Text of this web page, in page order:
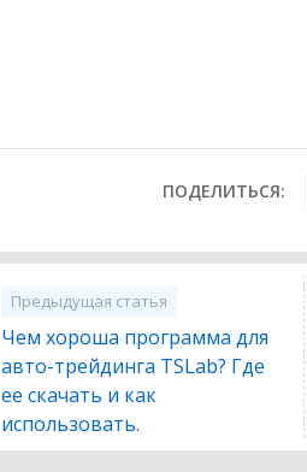
ПОДЕЛИТЬСЯ:
Предыдущая статья
Чем хороша программа для
авто-трейдинга TSLab? Где
ее скачать и как
использовать.